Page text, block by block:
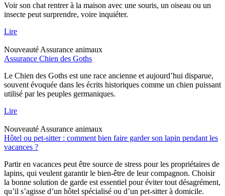
Voir son chat rentrer à la maison avec une souris, un oiseau ou un
insecte peut surprendre, voire inquiéter.
Lire
Nouveauté Assurance animaux
Assurance Chien des Goths
Le Chien des Goths est une race ancienne et aujourd’hui disparue,
souvent évoquée dans les écrits historiques comme un chien puissant
utilisé par les peuples germaniques.
Lire
Nouveauté Assurance animaux
Hôtel ou pet-sitter : comment bien faire garder son lapin pendant les
vacances ?
Partir en vacances peut être source de stress pour les propriétaires de
lapins, qui veulent garantir le bien-être de leur compagnon. Choisir
la bonne solution de garde est essentiel pour éviter tout désagrément,
qu’il s’agisse d’un hôtel spécialisé ou d’un pet-sitter à domicile.